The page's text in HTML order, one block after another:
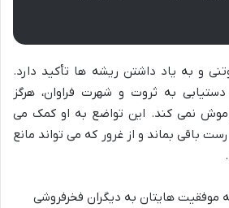
و به یاد داشتن ریشه ها تأکید دارد.
به ثروت و شهرت فراوان، هرگز
نمی کند. این تواضع به او کمک می
باقی بماند و از غرور که می تواند مانع
هایتان به دیگران فخرفروشی